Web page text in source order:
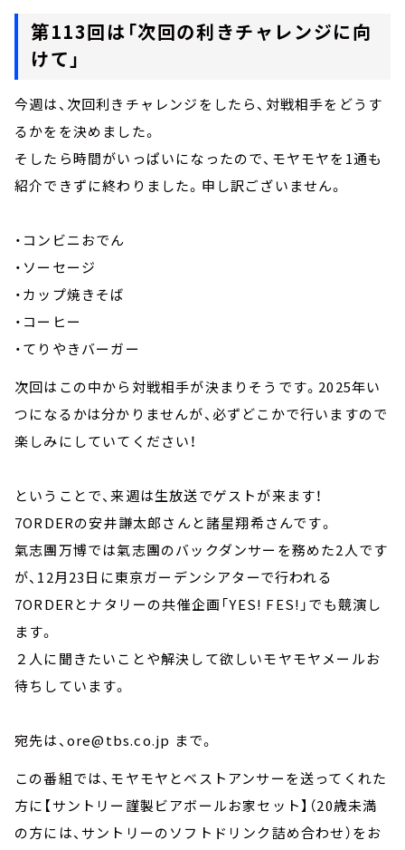
第113回は「次回の利きチャレンジに向
けて」
今週は、次回利きチャレンジをしたら、対戦相手をどうす
るかをを決めました。
そしたら時間がいっぱいになったので、モヤモヤを1通も
紹介できずに終わりました。申し訳ございません。
・コンビニおでん
・ソーセージ
・カップ焼きそば
・コーヒー
・てりやきバーガー
次回はこの中から対戦相手が決まりそうです。2025年い
つになるかは分かりませんが、必ずどこかで行いますので
楽しみにしていてください！
ということで、来週は生放送でゲストが来ます！
7ORDERの安井謙太郎さんと諸星翔希さんです。
氣志團万博では氣志團のバックダンサーを務めた2人です
が、12月23日に東京ガーデンシアターで行われる
7ORDERとナタリーの共催企画「YES! FES!」でも競演し
ます。
２人に聞きたいことや解決して欲しいモヤモヤメールお
待ちしています。
宛先は、ore@tbs.co.jp まで。
この番組では、モヤモヤとベストアンサーを送ってくれた
方に【サントリー謹製ビアボールお家セット】（20歳未満
の方には、サントリーのソフトドリンク詰め合わせ）をお